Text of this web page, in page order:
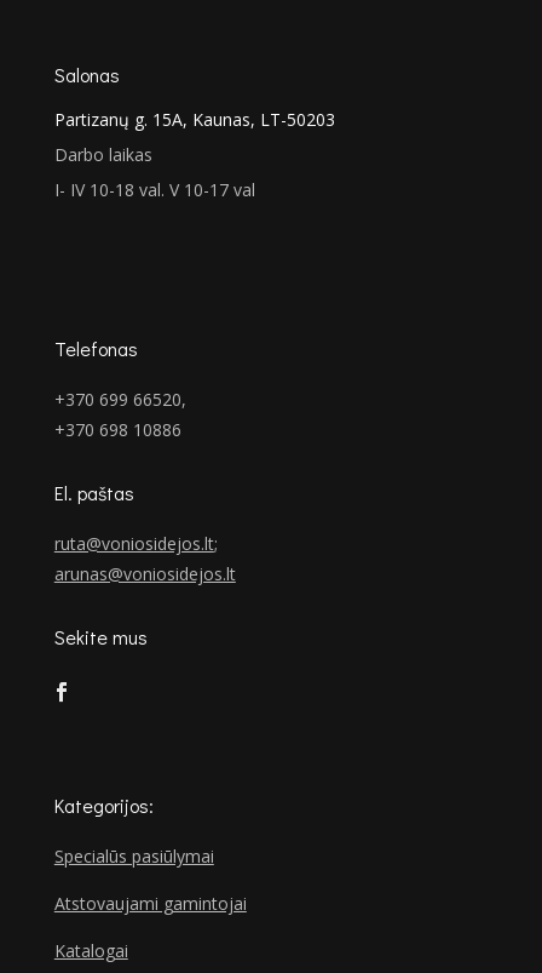
Salonas
Partizanų g. 15A, Kaunas, LT-50203
Darbo laikas
I- IV 10-18 val. V 10-17 val
Telefonas
+370 699 66520,
+370 698 10886
El. paštas
ruta@voniosidejos.lt;
arunas@voniosidejos.lt
Sekite mus
Kategorijos:
Specialūs pasiūlymai
Atstovaujami gamintojai
Katalogai